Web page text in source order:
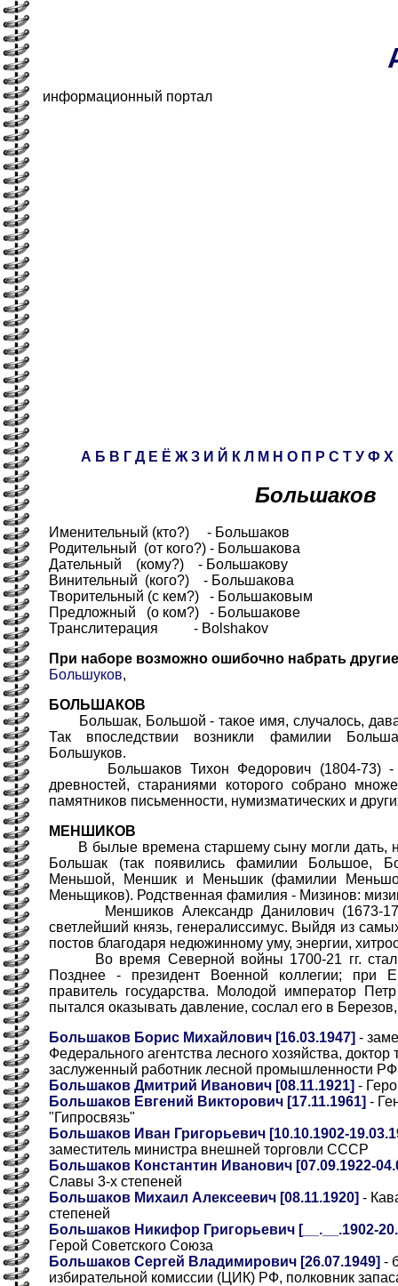
информационный портал
А Б В Г Д Е Ё Ж З И Й К Л М Н О П Р С Т У Ф Х
Большаков
Именительный (кто?) - Большаков
Родительный (от кого?) - Большакова
Дательный (кому?) - Большакову
Винительный (кого?) - Большакова
Творительный (с кем?) - Большаковым
Предложный (о ком?) - Большакове
Транслитерация - Bolshakov
При наборе возможно ошибочно набрать
Большуков,
БОЛЬШАКОВ
Большак, Большой - такое имя, случалось,
Так впоследствии возникли фамилии
Большуков.
Большаков Тихон Федорович (1804-73) -
древностей, стараниями которого собрано
памятников письменности, нумизматических и
МЕНШИКОВ
В былые времена старшему сыну могли дать,
Большак (так появились фамилии Большое,
Меньшой, Меншик и Меньшик (фамилии
Меньщиков). Родственная фамилия - Мизинов:
Меншиков Александр Данилович (1673-
светлейший князь, генералиссимус. Выйдя из
постов благодаря недюжинному уму, энергии,
Во время Северной войны 1700-21 гг. стал
Позднее - президент Военной коллегии; при
правитель государства. Молодой император
пытался оказывать давление, сослал его в
Большаков Борис Михайлович [16.03.1947] -
Федерального агентства лесного хозяйства, доктор
заслуженный работник лесной промышленности
Большаков Дмитрий Иванович [08.11.1921] -
Большаков Евгений Викторович [17.11.1961] -
"Гипросвязь"
Большаков Иван Григорьевич [10.10.1902-
заместитель министра внешней торговли СССР
Большаков Константин Иванович [07.09.1922-
Славы 3-х степеней
Большаков Михаил Алексеевич [08.11.1920] -
степеней
Большаков Никифор Григорьевич [__.__.1902-
Герой Советского Союза
Большаков Сергей Владимирович [26.07.1949] -
избирательной комиссии (ЦИК) РФ, полковник